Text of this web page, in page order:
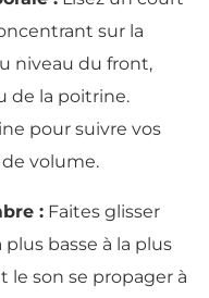
sur la
niveau du front,
de la poitrine.
pour suivre vos
volume.
: Faites glisser
basse à la plus
le son se propager à